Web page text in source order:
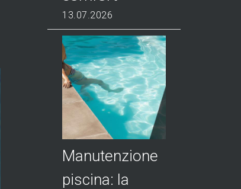
13.07.2026
Manutenzione
piscina: la